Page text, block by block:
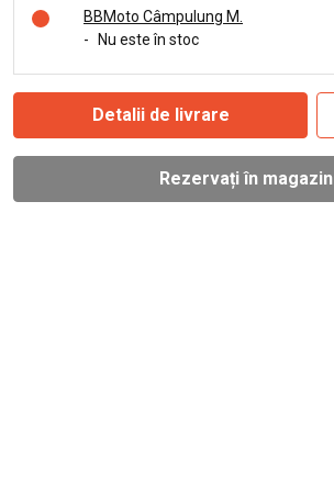
BBMoto Câmpulung M.
-
Nu este în stoc
Detalii de livrare
Rezervați în magazin